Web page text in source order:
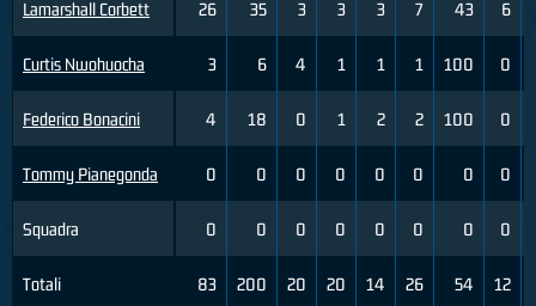
Lamarshall Corbett
Curtis Nwohuocha
Federico Bonacini
Tommy Pianegonda
Squadra
Totali
26 35 3 3 3 7 43 6
3 6 4 1 1 1 100 0
4 18 0 1 2 2 100 0
0 0 0 0 0 0 0 0
0 0 0 0 0 0 0 0
83 200 20 20 14 26 54 12